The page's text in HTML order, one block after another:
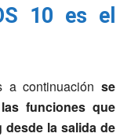
10 es el
a continuación se
funciones que
la salida de